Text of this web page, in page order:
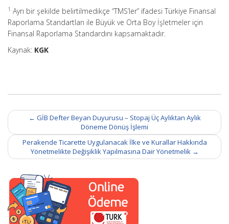
1 Ayrı bir şekilde belirtilmedikçe “TMS’ler” ifadesi Türkiye Finansal
Raporlama Standartları ile Büyük ve Orta Boy İşletmeler için
Finansal Raporlama Standardını kapsamaktadır.
Kaynak: KGK
Post
navigation
← GİB Defter Beyan Duyurusu – Stopaj Üç Aylıktan Aylık
Döneme Dönüş İşlemi
Perakende Ticarette Uygulanacak İlke ve Kurallar Hakkında
Yönetmelikte Değişiklik Yapılmasına Dair Yönetmelik →